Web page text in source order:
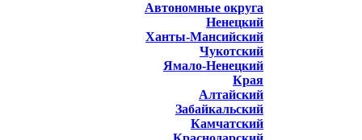
Автономные округа
Ненецкий
Ханты-Мансийский
Чукотский
Ямало-Ненецкий
Края
Алтайский
Забайкальский
Камчатский